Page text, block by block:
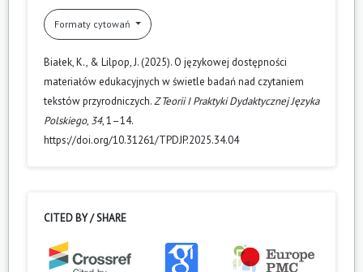
Formaty cytowań
Białek, K., & Lilpop, J. (2025). O językowej dostępności
materiałów edukacyjnych w świetle badań nad czytaniem
tekstów przyrodniczych.Z Teorii I Praktyki Dydaktycznej Języka
Polskiego, 34, 1–14.
https://doi.org/10.31261/TPDJP.2025.34.04
CITED BY / SHARE